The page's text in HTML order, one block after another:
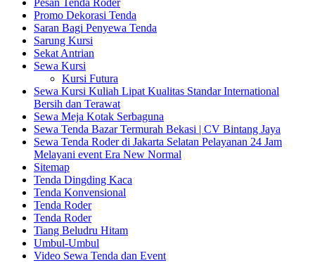
Pesan Tenda Roder
Promo Dekorasi Tenda
Saran Bagi Penyewa Tenda
Sarung Kursi
Sekat Antrian
Sewa Kursi
Kursi Futura
Sewa Kursi Kuliah Lipat Kualitas Standar International
Bersih dan Terawat
Sewa Meja Kotak Serbaguna
Sewa Tenda Bazar Termurah Bekasi | CV Bintang Jaya
Sewa Tenda Roder di Jakarta Selatan Pelayanan 24 Jam
Melayani event Era New Normal
Sitemap
Tenda Dingding Kaca
Tenda Konvensional
Tenda Roder
Tenda Roder
Tiang Beludru Hitam
Umbul-Umbul
Video Sewa Tenda dan Event